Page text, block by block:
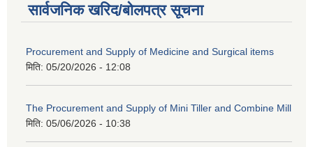
सार्वजनिक खरिद/बोलपत्र सूचना
Procurement and Supply of Medicine and Surgical items
मिति: 05/20/2026 - 12:08
The Procurement and Supply of Mini Tiller and Combine Mill
मिति: 05/06/2026 - 10:38